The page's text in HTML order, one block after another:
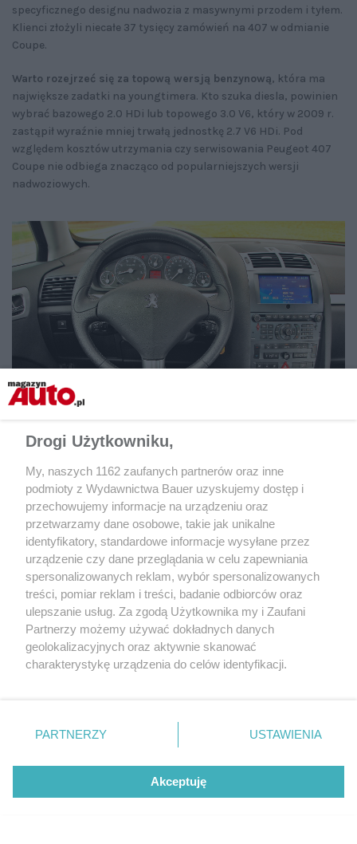
specyficznego designu nadwozia z masywnymi przodem i tyłem.
Klienci złożyli niecałe 37 tysięcy zamówień na 407 w odmianie
Coupe.
Warto rozejrzeć się za topową wersją benzynową, która ma
największe zadatki na youngtimera. Kto szuka diesla, powinien
wybrać bazowego 2.0 HDi lub topowego 3.0 V6, który w 2009 r.
zastąpił wyraźnie mniej trwałą jednostkę 2.7 V6 HDi. Pod
względem kosztów utrzymania czy serwisowania Peugeot 407
Coupe nie odbiega znacząco od popularniejszych wersji
nadwoziowych.
Wnętrzu przeniesionemu z modelu 407 brakuje
rasowości.
Peugeot RCZ (2010-2015)
Ceny: 27-70 tys. zł
Polecany silnik: 2.0 HDi
Drogi Użytkowniku,
My, naszych 1162 zaufanych partnerów oraz inne
podmioty z Wydawnictwa Bauer uzyskujemy dostęp i
przechowujemy informacje na urządzeniu oraz
przetwarzamy dane osobowe, takie jak unikalne
identyfikatory, standardowe informacje wysyłane przez
urządzenie czy dane przeglądania w celu zapewniania
spersonalizowanych reklam, wybór spersonalizowanych
treści, pomiar reklam i treści, badanie odbiorców oraz
ulepszanie usług. Za zgodą Użytkownika my i Zaufani
Partnerzy możemy używać dokładnych danych
geolokalizacyjnych oraz aktywnie skanować
charakterystykę urządzenia do celów identyfikacji.
zmienić/wycofać klikając przycisk ustawień prywatności
znajdujący się w lewym dolnym rogu strony
rodzaje przetwarzania danych nie wymagają zgody
użytkownika, ale masz prawo sprzeciwić się takiemu
PARTNERZY USTAWIENIA
Akceptuję